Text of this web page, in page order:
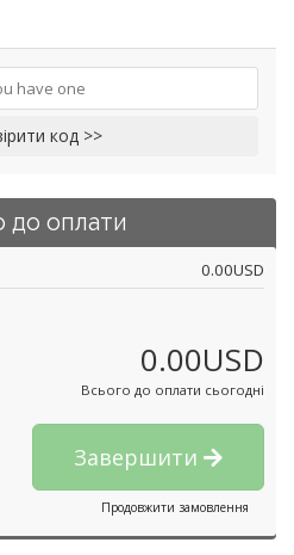
код >>
до оплати
0.00USD
0.00USD
Всього до оплати сьогодні
Завершити
Продовжити замовлення